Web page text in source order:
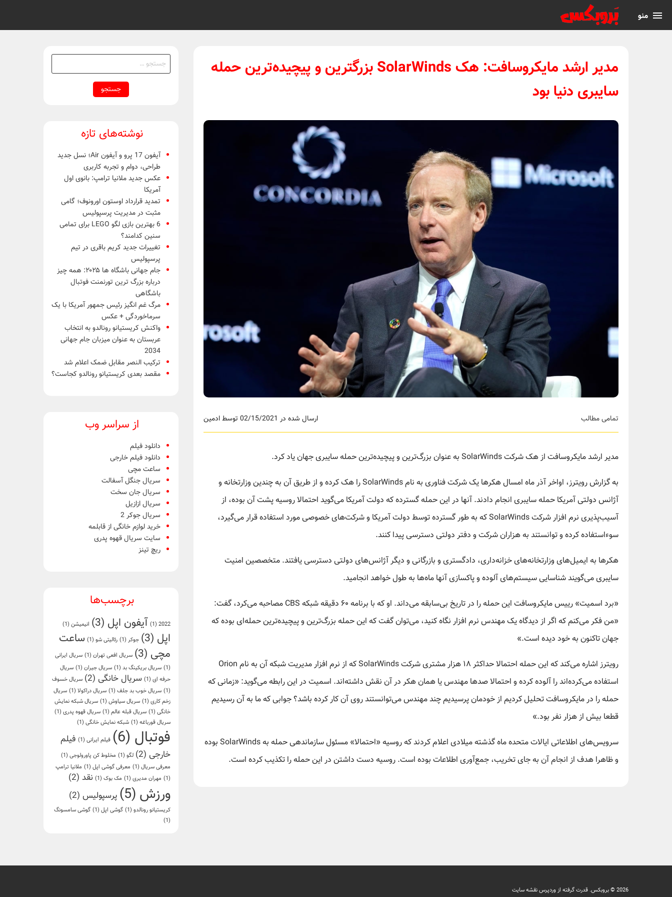
منو
مدیر ارشد مایکروسافت: هک SolarWinds بزرگترین و پیچیده‌ترین حمله
سایبری دنیا بود
ارسال شده در 02/15/2021 توسط ادمین تمامی مطالب
مدیر ارشد مایکروسافت از هک شرکت SolarWinds به عنوان بزرگ‌ترین و پیچیده‌ترین حمله سایبری جهان یاد کرد.
به گزارش رویترز، اواخر آذر ماه امسال هکرها یک شرکت فناوری به نام SolarWinds را هک کرده و از طریق آن به چندین وزارتخانه و
آژانس دولتی آمریکا حمله سایبری انجام دادند. آنها در این حمله گسترده که دولت آمریکا می‌گوید احتمالا روسیه پشت آن بوده، از
آسیب‌پذیری نرم افزار شرکت SolarWinds که به طور گسترده توسط دولت آمریکا و شرکت‌های خصوصی مورد استفاده قرار می‌گیرد،
سوءاستفاده کرده و توانستند به هزاران شرکت و دفتر دولتی دسترسی پیدا کنند.
هکرها به ایمیل‌های وزارتخانه‌های خزانه‌داری، دادگستری و بازرگانی و دیگر آژانس‌های دولتی دسترسی یافتند. متخصصین امنیت
سایبری می‌گویند شناسایی سیستم‌های آلوده و پاکسازی آنها ماه‌ها به طول خواهد انجامید.
«برد اسمیت» رییس مایکروسافت این حمله را در تاریخ بی‌سابقه می‌داند. او که با برنامه ۶۰ دقیقه شبکه CBS مصاحبه می‌کرد، گفت:
«من فکر می‌کنم که اگر از دیدگاه یک مهندس نرم افزار نگاه کنید، می‌توان گفت که این حمله بزرگ‌ترین و پیچیده‌ترین حمله‌ای بوده که
جهان تاکنون به خود دیده است.»
رویترز اشاره می‌کند که این حمله احتمالا حداکثر ۱۸ هزار مشتری شرکت SolarWinds که از نرم افزار مدیریت شبکه آن به نام Orion
استفاده می‌کرده‌اند را آلوده کرده و احتمالا صدها مهندس یا همان هکر در آن نقش داشته‌اند. اسمیت در این رابطه می‌گوید: «زمانی که
حمله را در مایکروسافت تحلیل کردیم از خودمان پرسیدیم چند مهندس می‌توانستند روی آن کار کرده باشد؟ جوابی که ما به آن رسیدیم
قطعا بیش از هزار نفر بود.»
سرویس‌های اطلاعاتی ایالات متحده ماه گذشته میلادی اعلام کردند که روسیه «احتمالا» مسئول سازماندهی حمله به SolarWinds بوده
و ظاهرا هدف از انجام آن به جای تخریب، جمع‌آوری اطلاعات بوده است. روسیه دست داشتن در این حمله را تکذیب کرده است.
جستجو
برای:
نوشته‌های تازه
آیفون 17 پرو و آیفون Air؛ نسل جدید
طراحی، دوام و تجربه کاربری
عکس جدید ملانیا ترامپ: بانوی اول
آمریکا
تمدید قرارداد اوستون اورونوف؛ گامی
مثبت در مدیریت پرسپولیس
6 بهترین بازی لگو LEGO برای تمامی
سنین کدامند؟
تغییرات جدید کریم باقری در تیم
پرسپولیس
جام جهانی باشگاه ها ۲۰۲۵: همه چیز
درباره بزرگ ترین تورنمنت فوتبال
باشگاهی
مرگ غم انگیز رئیس جمهور آمریکا با یک
سرماخوردگی + عکس
واکنش کریستیانو رونالدو به انتخاب
عربستان به عنوان میزبان جام جهانی
2034
ترکیب النصر مقابل ضمک اعلام شد
مقصد بعدی کریستیانو رونالدو کجاست؟
از سراسر وب
دانلود فیلم
دانلود فیلم خارجی
ساعت مچی
سریال جنگل آسفالت
سریال جان سخت
سریال ازازیل
سریال جوکر 2
خرید لوازم خانگی از قابلمه
سایت سریال قهوه پدری
ریچ تینز
برچسب‌ها
2022
(1) آیفون اپل (3) انیمیشن (1)
اپل (3) جوکر (1) رئالیتی شو (1)
ساعت
مچی (3) سریال افعی تهران (1)
سریال ایرانی
(1)
سریال بریکینگ بد (1) سریال جیران (1)
سریال
حرفه ای (1) سریال خانگی (2)
سریال خسوف
(1)
سریال خوب بد جلف (1) سریال دراکولا (1)
سریال
زخم کاری (1) سریال سیاوش (1)
سریال شبکه نمایش
خانگی (1) سریال قبله عالم (1) سریال قهوه پدری (1)
سریال قورباغه (1) شبکه نمایش خانگی (1)
فوتبال (6) فیلم ایرانی (1)
فیلم
خارجی (2) لگو (1) مخلوط کن پاورولوجی (1)
معرفی سریال (1) معرفی گوشی اپل (1)
ملانیا ترامپ
(1)
مهران مدیری (1) مک بوک (1) نقد (2)
ورزش (5) پرسپولیس (2)
کریستیانو رونالدو (1) گوشی اپل (1)
گوشی سامسونگ
(1)
2026 © بروبکس. قدرت گرفته از وردپرس نقشه سایت